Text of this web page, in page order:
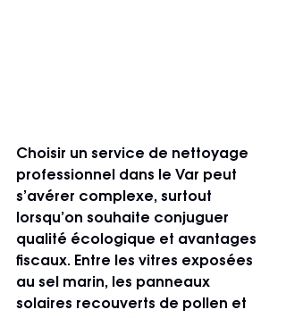
Choisir un service de nettoyage
professionnel dans le Var peut
s’avérer complexe, surtout
lorsqu’on souhaite conjuguer
qualité écologique et avantages
fiscaux. Entre les vitres exposées
au sel marin, les panneaux
solaires recouverts de pollen et